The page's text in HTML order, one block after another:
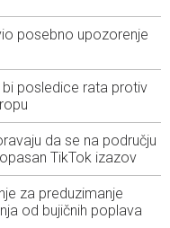
posebno upozorenje
bi posledice rata protiv
da se na području
TikTok izazov
za preduzimanje
od bujičnih poplava